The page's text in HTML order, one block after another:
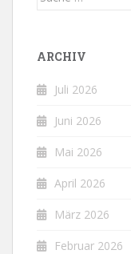
ARCHIV
Juli 2026
Juni 2026
Mai 2026
April 2026
März 2026
Februar 2026